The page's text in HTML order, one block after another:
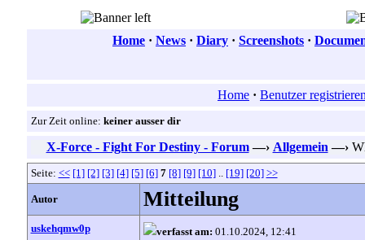
Home · News · Diary · Screenshots ·
Home · Benutzer
Zur Zeit online: keiner ausser dir
X-Force - Fight For Destiny - Forum —› Allgemein —›
Seite: << [1] [2] [3] [4] [5] [6] 7 [8] [9] [10].. [19] [20] >>
Autor Mitteilung
uskehqmw0p verfasst am: 01.10.2024, 12:41